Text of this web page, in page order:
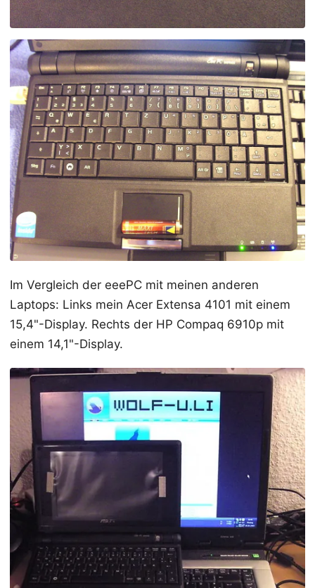
Im Vergleich der eeePC mit meinen anderen
Laptops: Links mein Acer Extensa 4101 mit einem
15,4"-Display. Rechts der HP Compaq 6910p mit
einem 14,1"-Display.